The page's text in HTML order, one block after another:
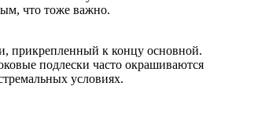
что тоже важно.
прикрепленный к концу основной.
подлески часто окрашиваются
условиях.